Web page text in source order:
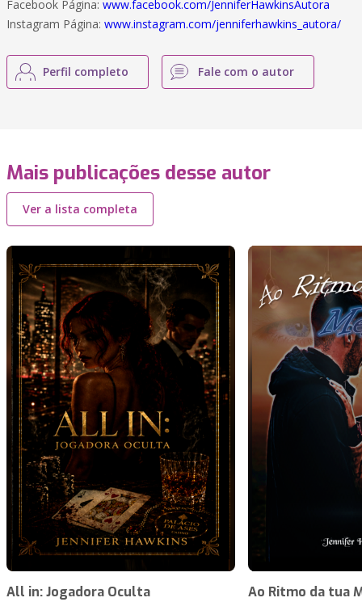
Facebook Página: www.facebook.com/JenniferHawkinsAutora
Instagram Página: www.instagram.com/jenniferhawkins_autora/
Perfil completo Fale com o autor
Mais publicações desse autor
Ver a lista completa
All in: Jogadora Oculta Ao Ritmo da tua